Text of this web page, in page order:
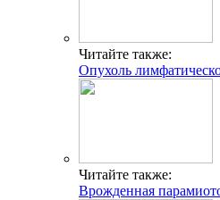
Читайте также:
Опухоль
Читайте также:
Врожденная